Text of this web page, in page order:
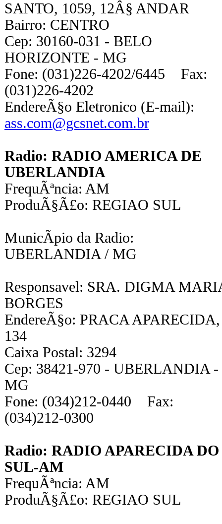
SANTO, 1059, 12Â§ ANDAR
Bairro: CENTRO
Cep: 30160-031 - BELO
HORIZONTE - MG
Fone: (031)226-4202/6445 Fax:
(031)226-4202
EndereÃ§o Eletronico (E-mail):
ass.com@gcsnet.com.br
Radio: RADIO AMERICA DE
UBERLANDIA
FrequÃªncia: AM
ProduÃ§Ã£o: REGIAO SUL
MunicÃ­pio da Radio:
UBERLANDIA / MG
Responsavel: SRA. DIGMA
BORGES
EndereÃ§o: PRACA APARECIDA,
134
Caixa Postal: 3294
Cep: 38421-970 - UBERLANDIA -
MG
Fone: (034)212-0440 Fax:
(034)212-0300
Radio: RADIO APARECIDA DO
SUL-AM
FrequÃªncia: AM
ProduÃ§Ã£o: REGIAO SUL